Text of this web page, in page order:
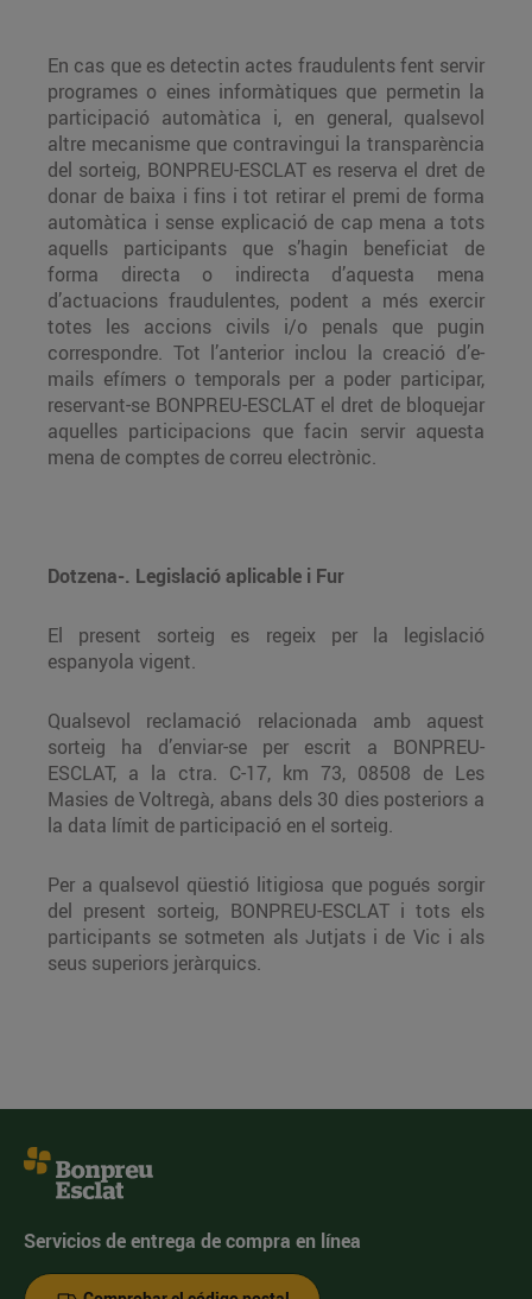
En cas que es detectin actes fraudulents fent servir
programes o eines informàtiques que permetin la
participació automàtica i, en general, qualsevol
altre mecanisme que contravingui la transparència
del sorteig, BONPREU-ESCLAT es reserva el dret de
donar de baixa i fins i tot retirar el premi de forma
automàtica i sense explicació de cap mena a tots
aquells participants que s’hagin beneficiat de
forma directa o indirecta d’aquesta mena
d’actuacions fraudulentes, podent a més exercir
totes les accions civils i/o penals que pugin
correspondre. Tot l’anterior inclou la creació d’e-
mails efímers o temporals per a poder participar,
reservant-se BONPREU-ESCLAT el dret de bloquejar
aquelles participacions que facin servir aquesta
mena de comptes de correu electrònic.
Dotzena-. Legislació aplicable i Fur
El present sorteig es regeix per la legislació
espanyola vigent.
Qualsevol reclamació relacionada amb aquest
sorteig ha d’enviar-se per escrit a BONPREU-
ESCLAT, a la ctra. C-17, km 73, 08508 de Les
Masies de Voltregà, abans dels 30 dies posteriors a
la data límit de participació en el sorteig.
Per a qualsevol qüestió litigiosa que pogués sorgir
del present sorteig, BONPREU-ESCLAT i tots els
participants se sotmeten als Jutjats i de Vic i als
seus superiors jeràrquics.
Servicios de entrega de compra en línea